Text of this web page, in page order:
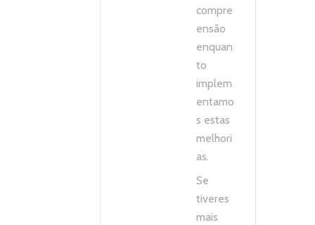
compre
ensão
enquan
to
implem
entamo
s estas
melhori
as.
Se
tiveres
mais